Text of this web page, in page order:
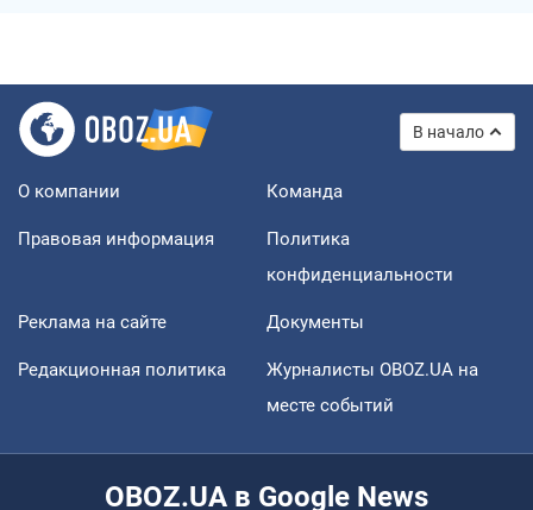
В начало
О компании Команда
Правовая информация
Политика
конфиденциальности
Реклама на сайте Документы
Редакционная политика
Журналисты OBOZ.UA на
месте событий
OBOZ.UA в Google News